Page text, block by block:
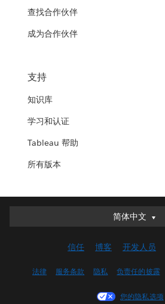
查找合作伙伴
成为合作伙伴
支持
知识库
学习和认证
Tableau 帮助
所有版本
简体中文
简体中文
English (UK)
Français (Canada)
信任 博客 开发人员
法律 服务条款 隐私 负责任的披露
您的隐私选项